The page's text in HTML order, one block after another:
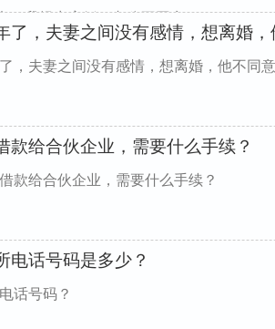
，我提出离婚，老公不同意，...
了，夫妻之间没有感情，想离婚
，夫妻之间没有感情，想离婚，他不同
款给合伙企业，需要什么手续？
款给合伙企业，需要什么手续？
电话号码是多少？
话号码？